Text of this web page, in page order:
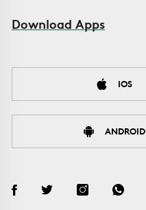
Download Apps
IOS
ANDROID